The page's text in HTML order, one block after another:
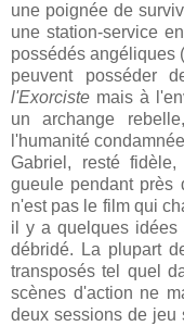
une poignée de
une station-service
possédés angéliques
peuvent posséder
l'Exorciste mais à
un archange
l'humanité
Gabriel, resté
gueule pendant près
n'est pas le film qui
il y a quelques idées
débridé. La plupart
transposés tel quel
scènes d'action ne
deux sessions de jeu